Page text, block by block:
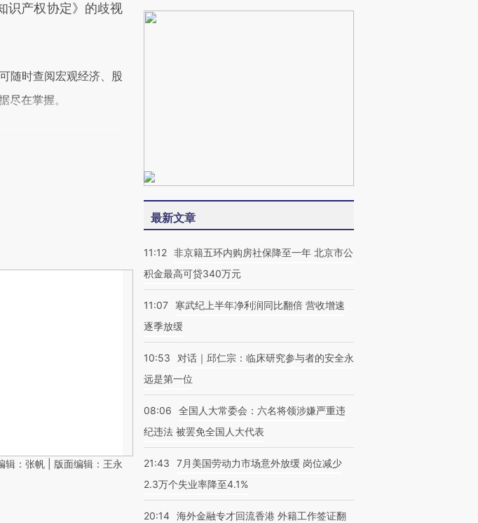
识产权协定》的歧视
可随时查阅宏观经济、股
尽在掌握。
辑：张帆 | 版面编辑：王永
最新文章
11:12 非京籍五环内购房社保降至一年 北京市公
积金最高可贷340万元
11:07
寒武纪上半年净利润同比翻倍 营收增速
逐季放缓
10:53
对话｜邱仁宗：临床研究参与者的安全永
远是第一位
08:06
全国人大常委会：六名将领涉嫌严重违
纪违法 被罢免全国人大代表
21:43
7月美国劳动力市场意外放缓 岗位减少
2.3万个失业率降至4.1%
20:14 海外金融专才回流香港 外籍工作签证翻